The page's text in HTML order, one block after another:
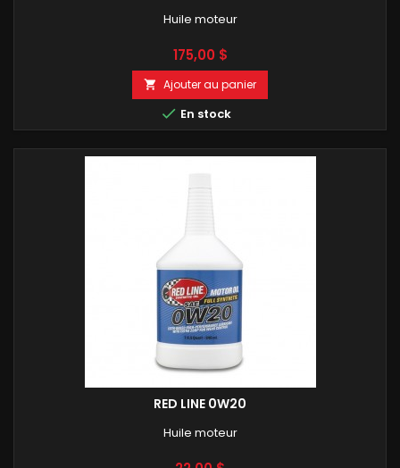
Huile moteur
Prix
175,00 $
 Ajouter au panier
 En stock
RED LINE 0W20
Huile moteur